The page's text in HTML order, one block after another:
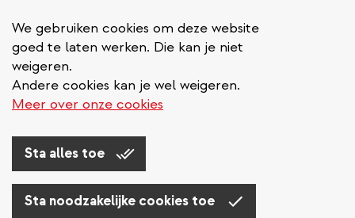
We gebruiken cookies om deze website
goed te laten werken. Die kan je niet
weigeren.
Andere cookies kan je wel weigeren.
Meer over onze cookies
Sta alles toe
Sta noodzakelijke cookies toe